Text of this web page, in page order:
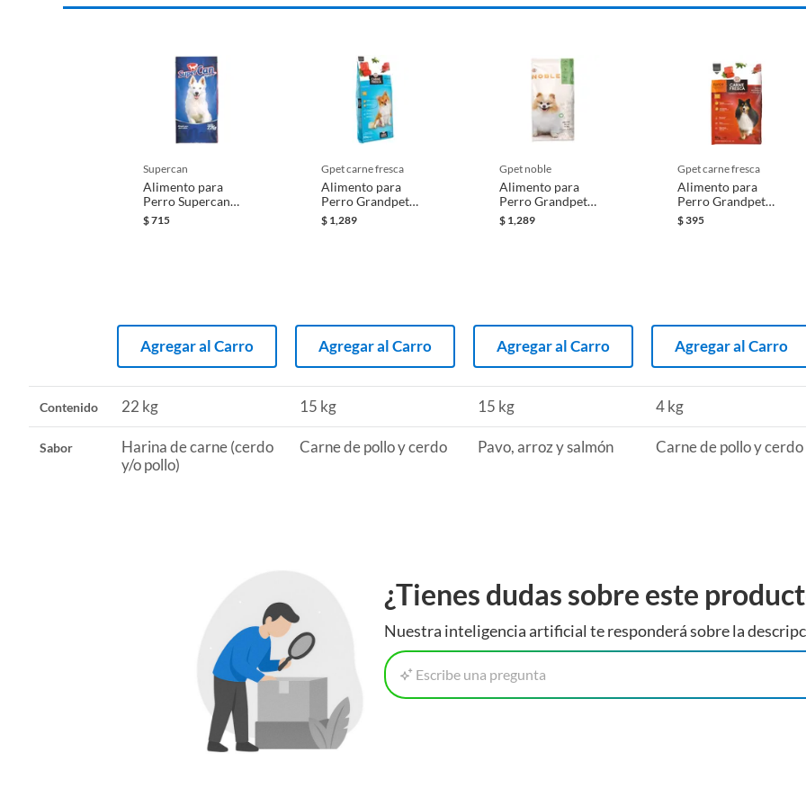
Complementa la alimentación de tu perro
Para complementar la alimentación de tu perro, puedes adquirir premios y carnazas para perros, que le encantarán.
ambiente limpio y a educar a tu amigo peludo.
supercan
Alimento para
Perro Supercan
Max Adulto 22 Kg
$715
Agregar al Carro
gpet carne fresca
Alimento para
Perro Grandpet
Carne Fresca Minis
15 Kg
$ 1,289
Agregar al Carro
gpet noble
Alimento para
Perro Grandpet
Noble Minis 15 Kg
$ 1,289
Agregar al Carro
gpet carne fresca
Alimento para
Perro Grandpet
Carne Fresca
Force 4 Kg
$395
Agregar al Carro
Contenido 22 kg 15 kg 15 kg 4 kg
Sabor
Harina de carne (cerdo
y/o pollo)
Carne de pollo y cerdo Pavo, arroz y salmón Carne de pollo y cerdo
¿Tienes dudas sobre este
Nuestra inteligencia artificial te responderá sobre la
Escribe una pregunta